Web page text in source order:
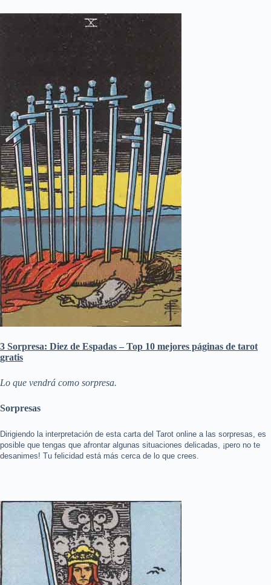
3 Sorpresa: Diez de Espadas – Top 10 mejores páginas de tarot
gratis
Lo que vendrá como sorpresa.
Sorpresas
Dirigiendo la interpretación de esta carta del Tarot online a las sorpresas, es
posible que tengas que afrontar algunas situaciones delicadas, ¡pero no te
desanimes! Tu felicidad está más cerca de lo que crees.